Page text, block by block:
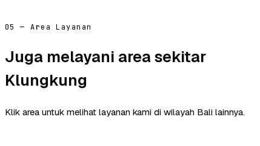
05 — Area Layanan
Juga melayani area sekitar
Klungkung
Klik area untuk melihat layanan kami di wilayah Bali lainnya.